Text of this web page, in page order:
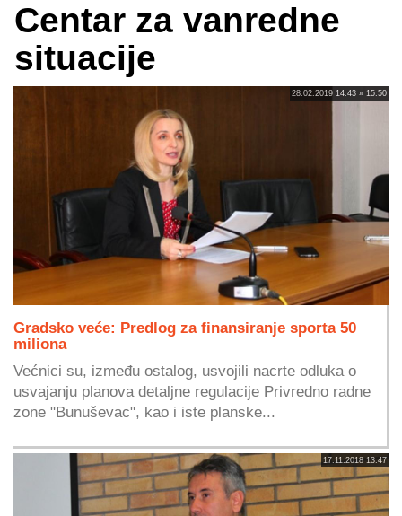
Centar za vanredne
situacije
28.02.2019 14:43 » 15:50
Gradsko veće: Predlog za finansiranje sporta 50
miliona
Većnici su, između ostalog, usvojili nacrte odluka o
usvajanju planova detaljne regulacije Privredno radne
zone "Bunuševac", kao i iste planske...
17.11.2018 13:47